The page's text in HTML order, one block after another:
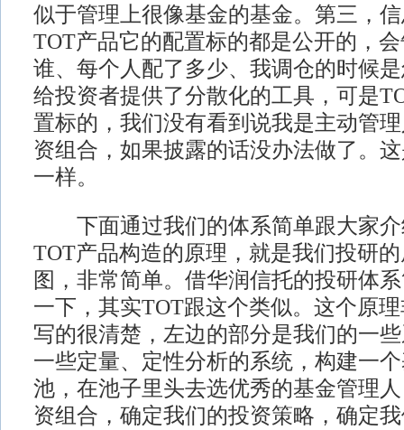
似于管理上很像基金的基金。第三，
TOT产品它的配置标的都是公开的，
谁、每个人配了多少、我调仓的时候
给投资者提供了分散化的工具，可是
置标的，我们没有看到说我是主动管
资组合，如果披露的话没办法做了。
一样。
下面通过我们的体系简单跟大家介
TOT产品构造的原理，就是我们投研
图，非常简单。借华润信托的投研体
一下，其实TOT跟这个类似。这个原
写的很清楚，左边的部分是我们的一
一些定量、定性分析的系统，构建一
池，在池子里头去选优秀的基金管理
资组合，确定我们的投资策略，确定